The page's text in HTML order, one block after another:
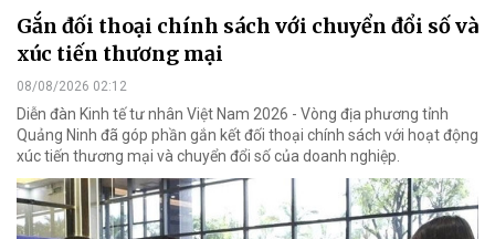
Gắn đối thoại chính sách với chuyển đổi số và
xúc tiến thương mại
08/08/2026 02:12
Diễn đàn Kinh tế tư nhân Việt Nam 2026 - Vòng địa phương tỉnh
Quảng Ninh đã góp phần gắn kết đối thoại chính sách với hoạt động
xúc tiến thương mại và chuyển đổi số của doanh nghiệp.